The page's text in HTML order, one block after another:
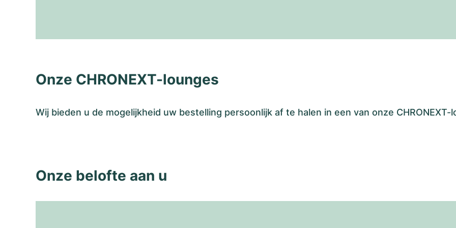
Onze CHRONEXT-lounges
Wij bieden u de mogelijkheid uw bestelling persoonlijk af te halen in een van onze CHRONEXT-
Onze belofte aan u